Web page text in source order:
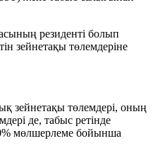
резиденті болып
зейнетақы төлемдеріне
зейнетақы төлемдері, оның
де, табыс ретінде
мөлшерлеме бойынша